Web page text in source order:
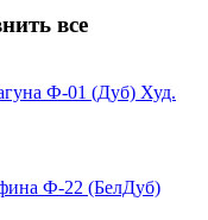
все
Ф-01 (Дуб) Худ.
Ф-22 (БелДуб)